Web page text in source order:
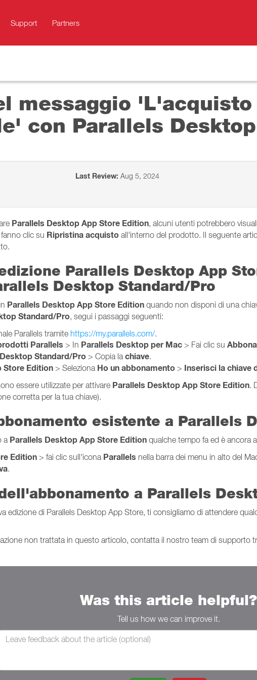
Support Partners
messaggio
con Parallels
Last Review: Aug 5, 2024
Parallels Desktop App Store Edition, alcuni utenti potrebbero
clic su Ripristina acquisto all'interno del prodotto. Il seguente
Parallels Desktop App
Desktop Standard/Pro
in Parallels Desktop App Store Edition quando non disponi di una
Standard/Pro, segui i passaggi seguenti:
Parallels tramite https://my.parallels.com/.
Parallels > In Parallels Desktop per Mac > Fai clic su
Standard/Pro > Copia la chiave.
Store Edition > Seleziona Ho un abbonamento > Inserisci la chiave
essere utilizzate per attivare Parallels Desktop App Store Edition.
corretta per la tua chiave).
esistente a Parallels
a Parallels Desktop App Store Edition qualche tempo fa ed è ancora
Edition > fai clic sull'icona Parallels nella barra dei menu in alto del
.
a Parallels
edizione di Parallels Desktop App Store, ti consigliamo di attendere
non trattata in questo articolo, contatta il nostro team di supporto
Was this article helpful?
Tell us how we can improve it.